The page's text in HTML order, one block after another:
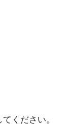
てください。